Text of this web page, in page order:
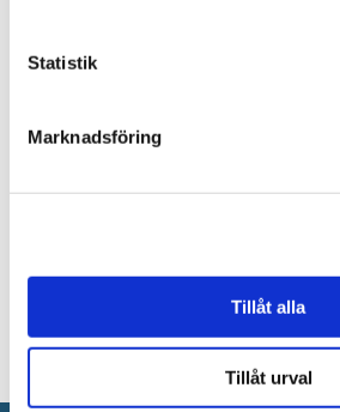
Statistik
Marknadsföring
Tillåt alla
Tillåt urval